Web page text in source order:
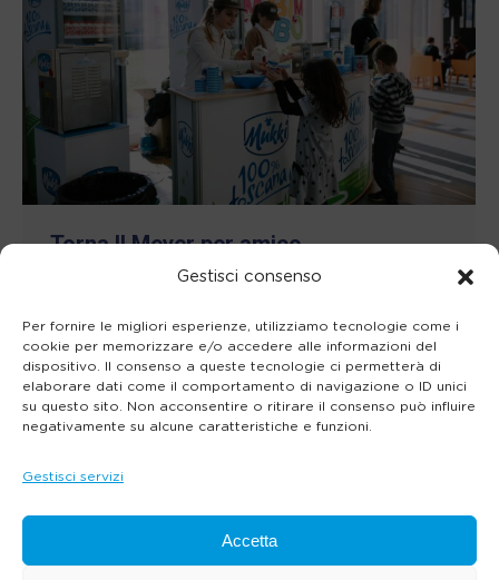
Gestisci consenso
Per fornire le migliori esperienze, utilizziamo tecnologie come i
cookie per memorizzare e/o accedere alle informazioni del
dispositivo. Il consenso a queste tecnologie ci permetterà di
elaborare dati come il comportamento di navigazione o ID unici
su questo sito. Non acconsentire o ritirare il consenso può influire
negativamente su alcune caratteristiche e funzioni.
Gestisci servizi
Accetta
Torna Il Meyer per amico
Sabato 23 febbraio l’Ospedale pediatrico
apre le porte ai bambini e alle famiglie
Anche quest’anno Mukki sarà presente
all’evento “il Meyer per amico”, il
città. Mukki, che da oltre vent’anni sostiene
l’ospedale pediatrico Meyer, durante il corso